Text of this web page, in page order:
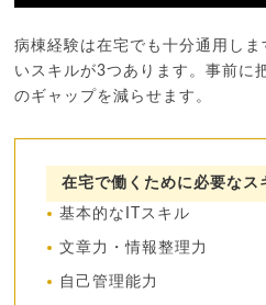
病棟経験は在宅でも十分通用し
いスキルが3つあります。事前に
のギャップを減らせます。
在宅で働くために必要なス
基本的なITスキル
文章力・情報整理力
自己管理能力